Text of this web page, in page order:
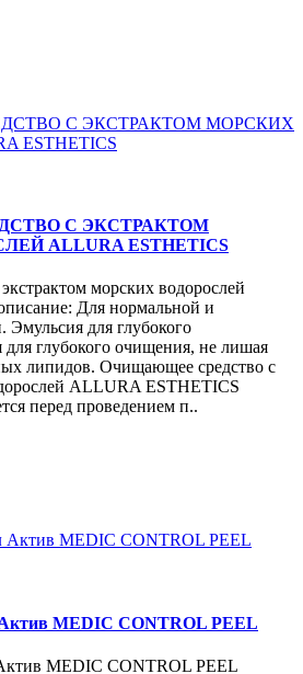
С ЭКСТРАКТОМ
ALLURA ESTHETICS
морских водорослей
Для нормальной и
для глубокого
глубокого очищения, не лишая
липидов. Очищающее средство с
ALLURA ESTHETICS
перед проведением п..
MEDIC CONTROL PEEL
MEDIC CONTROL PEEL